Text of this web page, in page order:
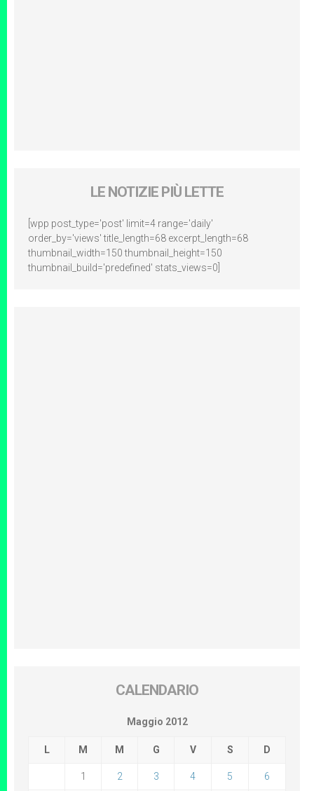
LE NOTIZIE PIÙ LETTE
[wpp post_type='post' limit=4 range='daily'
order_by='views' title_length=68 excerpt_length=68
thumbnail_width=150 thumbnail_height=150
thumbnail_build='predefined' stats_views=0]
CALENDARIO
Maggio 2012
L M M G V S D
1 2 3 4 5 6